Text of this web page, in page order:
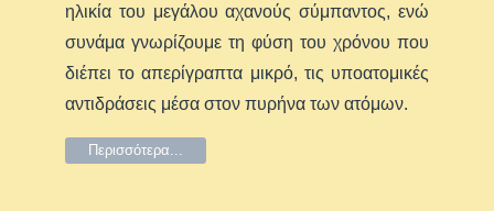
ηλικία του μεγάλου αχανούς σύμπαντος, ενώ
συνάμα γνωρίζουμε τη φύση του χρόνου που
διέπει το απερίγραπτα μικρό, τις υποατομικές
αντιδράσεις μέσα στον πυρήνα των ατόμων.
Περισσότερα...